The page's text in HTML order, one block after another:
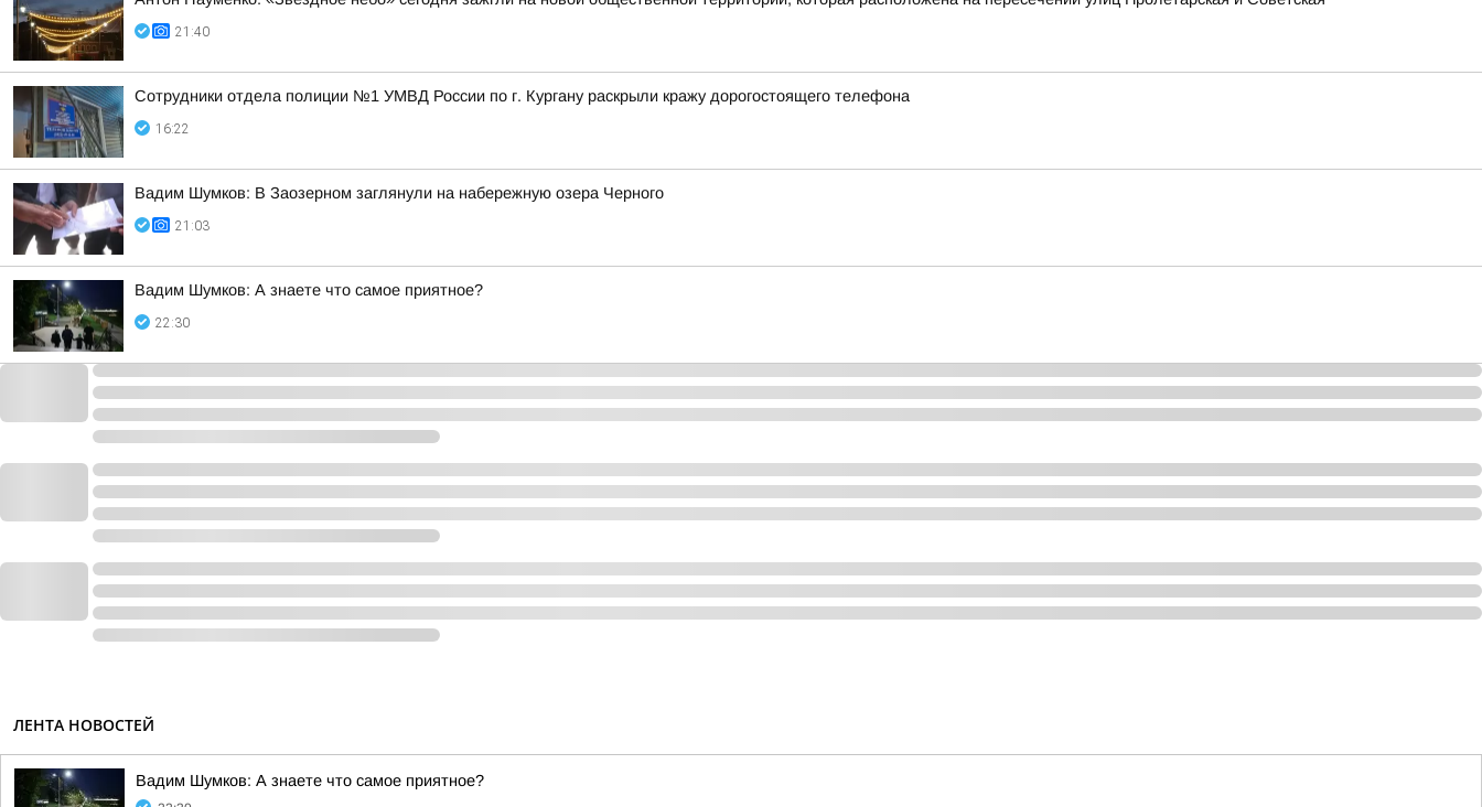
21:40
Сотрудники отдела полиции №1 УМВД России по г. Кургану раскрыли кражу дорогостоящего телефона
16:22
Вадим Шумков: В Заозерном заглянули на набережную озера Черного
21:03
Вадим Шумков: А знаете что самое приятное?
22:30
ЛЕНТА НОВОСТЕЙ
Вадим Шумков: А знаете что самое приятное?